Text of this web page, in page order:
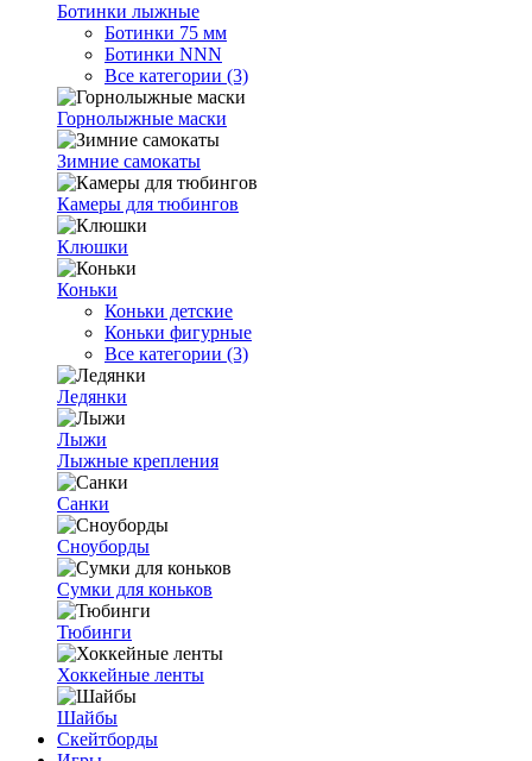
Ботинки лыжные
Ботинки 75 мм
Ботинки NNN
Все категории (3)
Горнолыжные маски
Зимние самокаты
Камеры для тюбингов
Клюшки
Коньки
Коньки детские
Коньки фигурные
Все категории (3)
Ледянки
Лыжи
Лыжные крепления
Санки
Сноуборды
Сумки для коньков
Тюбинги
Хоккейные ленты
Шайбы
Скейтборды